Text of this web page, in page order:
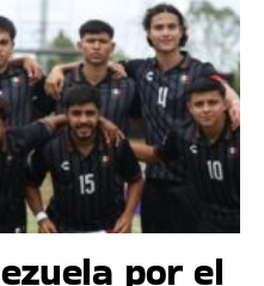
por el